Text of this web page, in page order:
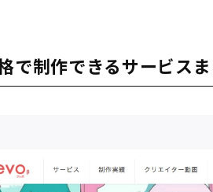
で制作できるサービス